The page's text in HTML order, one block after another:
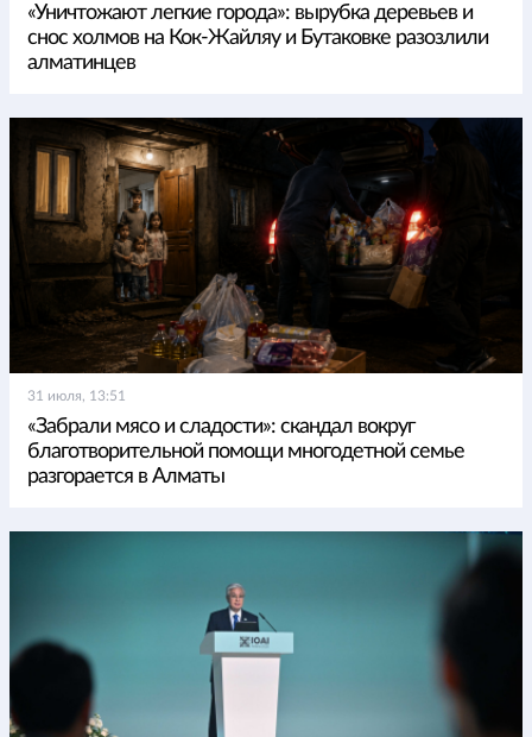
«Уничтожают легкие города»: вырубка деревьев и
снос холмов на Кок-Жайляу и Бутаковке разозлили
алматинцев
31 июля, 13:51
«Забрали мясо и сладости»: скандал вокруг
благотворительной помощи многодетной семье
разгорается в Алматы